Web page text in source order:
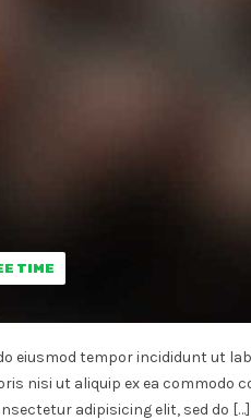
TIME
eiusmod tempor incididunt ut
nisi ut aliquip ex ea commodo
adipisicing elit, sed do […]